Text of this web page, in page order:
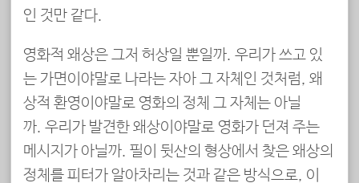
인 것만 같다.
영화적 왜상은 그저 허상일 뿐일까. 우리가 쓰고 있
는 가면이야말로 나라는 자아 그 자체인 것처럼, 왜
상적 환영이야말로 영화의 정체 그 자체는 아닐
까. 우리가 발견한 왜상이야말로 영화가 던져 주는
메시지가 아닐까. 필이 뒷산의 형상에서 찾은 왜상의
정체를 피터가 알아차리는 것과 같은 방식으로, 이